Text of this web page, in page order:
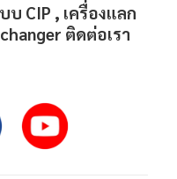
บ CIP , เครื่องแลก
ติดต่อเรา